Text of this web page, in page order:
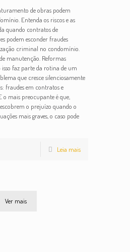
de obras podem
Entenda os riscos e as
quando contratos de
podem esconder fraudes
criminal no condomínio.
manutenção. Reformas
isso faz parte da rotina de um
que cresce silenciosamente
fraudes em contratos e
o mais preocupante é que,
o prejuízo quando o
mais graves, o caso pode
Leia mais
Ver mais